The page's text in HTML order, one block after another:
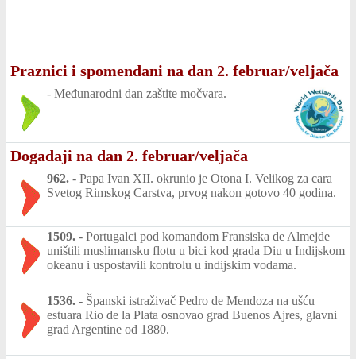
Praznici i spomendani na dan 2. februar/veljača
- Međunarodni dan zaštite močvara.
Događaji na dan 2. februar/veljača
962. - Papa Ivan XII. okrunio je Otona I. Velikog za cara
Svetog Rimskog Carstva, prvog nakon gotovo 40 godina.
1509. - Portugalci pod komandom Fransiska de Almejde
uništili muslimansku flotu u bici kod grada Diu u Indijskom
okeanu i uspostavili kontrolu u indijskim vodama.
1536. - Španski istraživač Pedro de Mendoza na ušću
estuara Rio de la Plata osnovao grad Buenos Ajres, glavni
grad Argentine od 1880.